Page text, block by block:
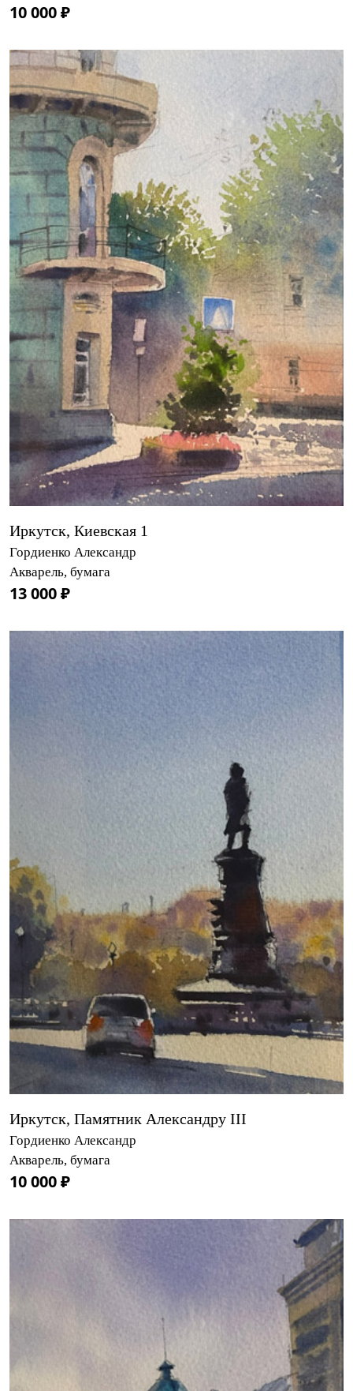
10 000 ₽
Иркутск, Киевская 1
Гордиенко Александр
Акварель, бумага
13 000 ₽
Иркутск, Памятник Александру III
Гордиенко Александр
Акварель, бумага
10 000 ₽